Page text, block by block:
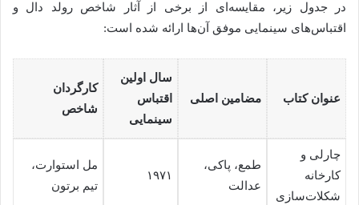
در جدول زیر، مقایسه‌ای از برخی از آثار شاخص رولد دال و
اقتباس‌های سینمایی موفق آن‌ها ارائه شده است:
عنوان کتاب مضامین اصلی
سال اولین
اقتباس
سینمایی
کارگردان
شاخص
چارلی و
کارخانه
شکلات‌سازی
طمع، پاکی،
عدالت
۱۹۷۱
مل استوارت،
تیم برتون